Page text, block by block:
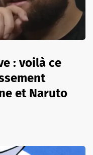
: voilà ce
et Naruto